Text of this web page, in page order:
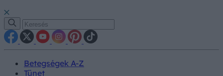
Betegségek A-Z
Tünet